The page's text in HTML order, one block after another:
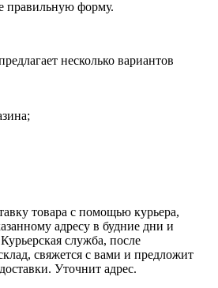
правильную форму.
несколько вариантов
товара с помощью курьера,
адресу в будние дни и
служба, после
свяжется с вами и предложит
Уточнит адрес.